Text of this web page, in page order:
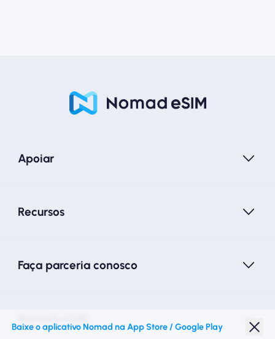
Apoiar
Recursos
Faça parceria conosco
Baixe o aplicativo Nomad na App Store / Google Play